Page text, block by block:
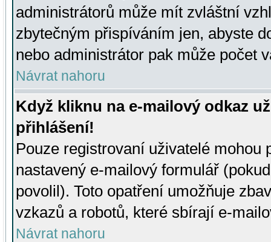
administrátorů může mít zvláštní
zbytečným přispíváním jen, abyste
nebo administrátor pak může počet
Návrat nahoru
Když kliknu na e-mailový odkaz
přihlášení!
Pouze registrovaní uživatelé mohou
nastavený e-mailový formulář
povolil). Toto opatření umožňuje
vzkazů a robotů, které sbírají e-
Návrat nahoru